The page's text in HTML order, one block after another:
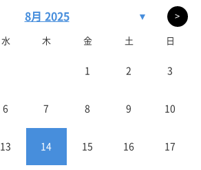
8月 2025 ▼ >
水 木 金 土 日
1 2 3
6 7 8 9 10
13 14 15 16 17